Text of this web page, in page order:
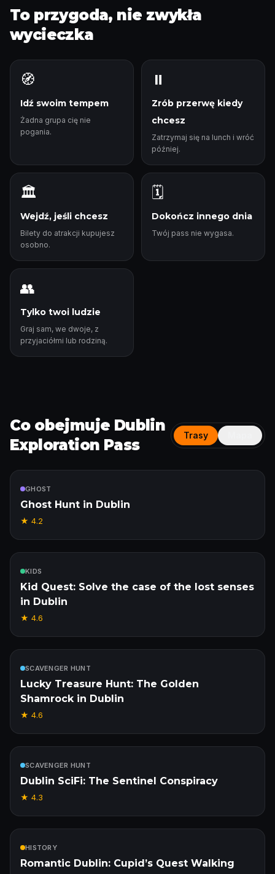
To przygoda, nie zwykła
wycieczka
🧭
Idź swoim tempem
Żadna grupa cię nie
pogania.
⏸️
Zrób przerwę kiedy
chcesz
Zatrzymaj się na lunch i wróć
później.
🏛️
Wejdź, jeśli chcesz
Bilety do atrakcji kupujesz
osobno.
🗓️
Dokończ innego dnia
Twój pass nie wygasa.
👥
Tylko twoi ludzie
Graj sam, we dwoje, z
przyjaciółmi lub rodziną.
Co obejmuje Dublin
Exploration Pass
Trasy
GHOST
Ghost Hunt in Dublin
★ 4.2
KIDS
Kid Quest: Solve the case of the lost senses
in Dublin
★ 4.6
SCAVENGER HUNT
Lucky Treasure Hunt: The Golden
Shamrock in Dublin
★ 4.6
SCAVENGER HUNT
Dublin SciFi: The Sentinel Conspiracy
★ 4.3
HISTORY
Romantic Dublin: Cupid’s Quest Walking